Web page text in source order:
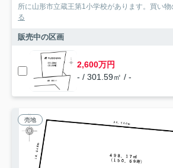
所に山形市立蔵王第1小学校があります。買い物
る
販売中の区画
2,600万円
- / 301.59㎡ / -
売地